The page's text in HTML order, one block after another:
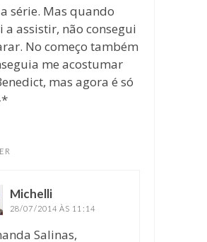
série. Mas quando
a assistir, não consegui
No começo também
me acostumar
mas agora é só
Michelli
28/07/2014 ÀS 11:14
Salinas,